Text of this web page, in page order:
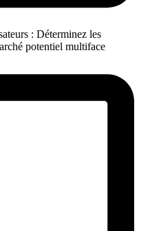
: Déterminez les
potentiel multiface